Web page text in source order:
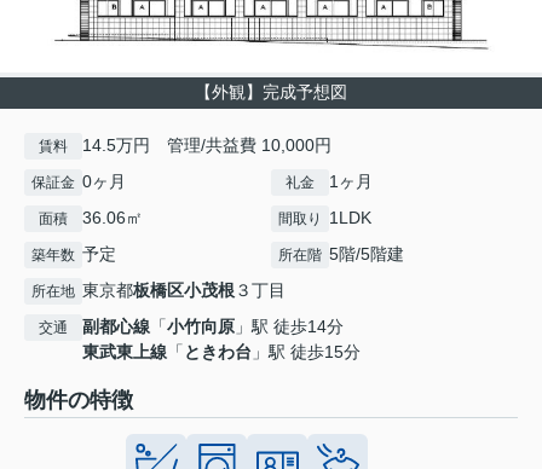
【外観】完成予想図
賃料 14.5万円 管理/共益費 10,000円
保証金 0ヶ月 礼金 1ヶ月
面積 36.06㎡ 間取り 1LDK
築年数 予定 所在階 5階/5階建
所在地 東京都板橋区小茂根３丁目
交通 副都心線 「小竹向原 」駅 徒歩14分
東武東上線 「 ときわ台 」駅 徒歩15分
物件の特徴